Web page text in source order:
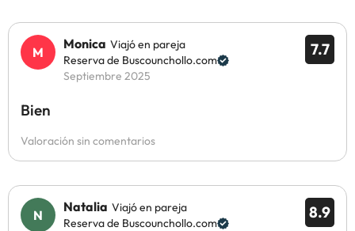
7.7
Monica Viajó en pareja
Reserva de Buscounchollo.com
Septiembre 2025
Bien
Valoración sin comentarios
8.9
Natalia Viajó en pareja
Reserva de Buscounchollo.com